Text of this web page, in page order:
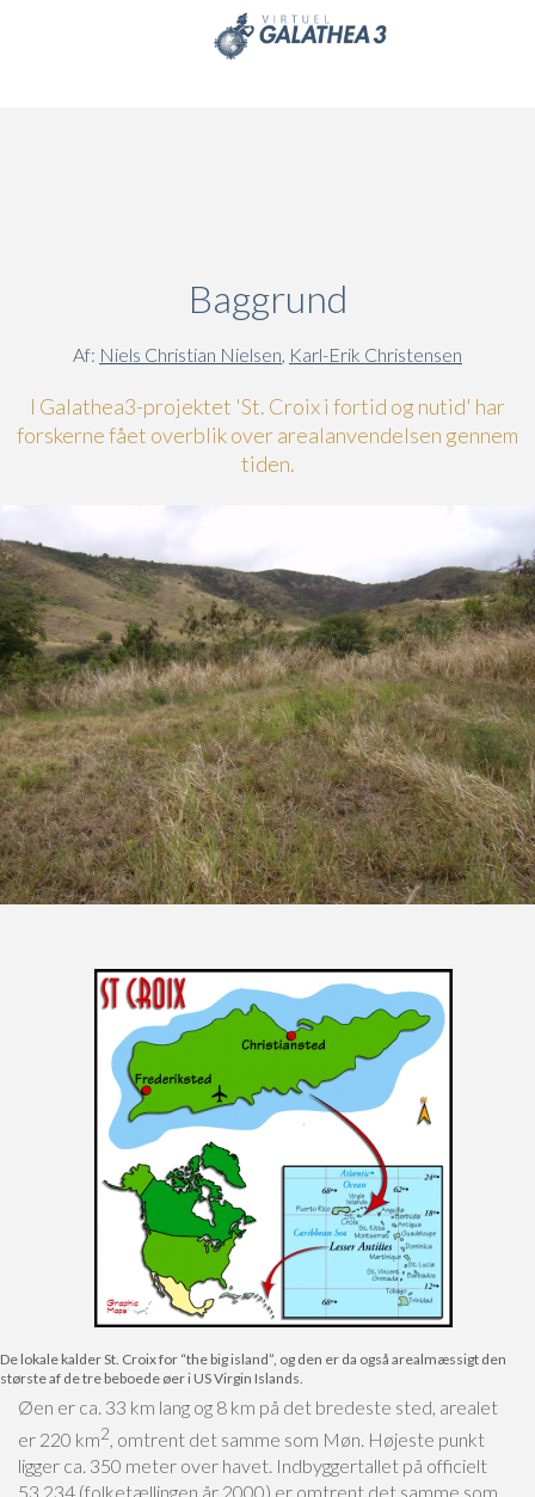
Baggrund
Af: Niels Christian Nielsen, Karl-Erik Christensen
I Galathea3-projektet 'St. Croix i fortid og nutid' har
forskerne fået overblik over arealanvendelsen gennem
tiden.
De lokale kalder St. Croix for “the big island”, og den er da også arealmæssigt den
største af de tre beboede øer i US Virgin Islands.
Øen er ca. 33 km lang og 8 km på det bredeste sted, arealet
er 220 km2, omtrent det samme som Møn. Højeste punkt
ligger ca. 350 meter over havet. Indbyggertallet på officielt
53.234 (folketællingen år 2000) er omtrent det samme som